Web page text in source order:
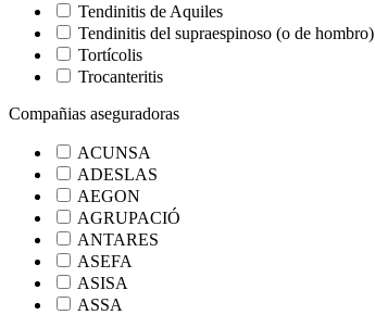
Tendinitis de Aquiles
Tendinitis del supraespinoso (o de hombro)
Tortícolis
Trocanteritis
Compañias aseguradoras
ACUNSA
ADESLAS
AEGON
AGRUPACIÓ
ANTARES
ASEFA
ASISA
ASSA